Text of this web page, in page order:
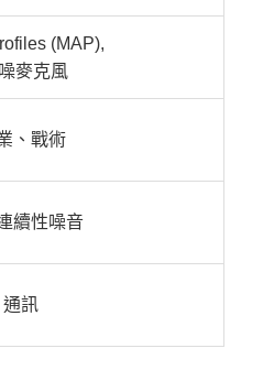
(MAP),
麥克風
、戰術
續性噪音
訊